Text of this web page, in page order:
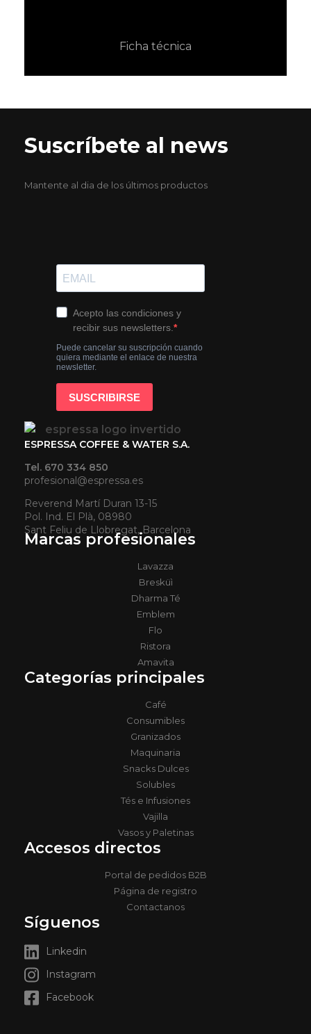
Ficha técnica
Suscríbete al news
Mantente al dia de los últimos productos
ESPRESSA COFFEE & WATER S.A.
Tel. 670 334 850
profesional@espressa.es
Reverend Martí Duran 13-15
Pol. Ind. El Plà, 08980
Sant Feliu de Llobregat, Barcelona
Marcas profesionales
Lavazza
Bresküì
Dharma Té
Emblem
Flo
Ristora
Amavita
Categorías principales
Café
Consumibles
Granizados
Maquinaria
Snacks Dulces
Solubles
Tés e Infusiones
Vajilla
Vasos y Paletinas
Accesos directos
Portal de pedidos B2B
Página de registro
Contactanos
Síguenos
Linkedin
Instagram
Facebook